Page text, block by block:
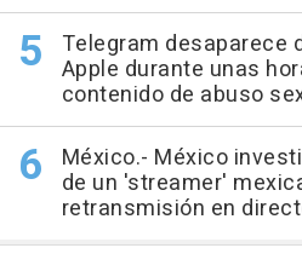
Telegram desaparece
Apple durante unas
contenido de abuso
México.- México
de un 'streamer'
retransmisión en